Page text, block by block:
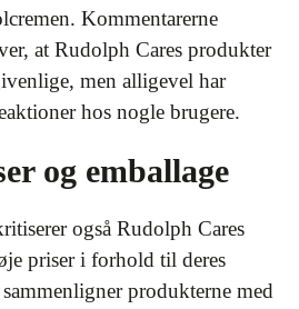
Kommentarerne
at Rudolph Cares produkter
men alligevel har
hos nogle brugere.
og emballage
også Rudolph Cares
priser i forhold til deres
produkterne med